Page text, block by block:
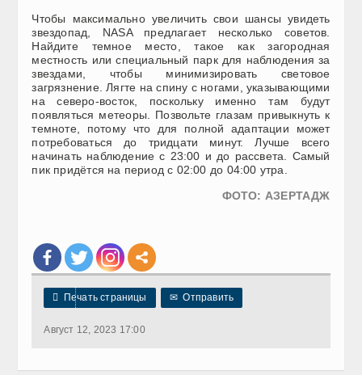
Чтобы максимально увеличить свои шансы увидеть
звездопад, NASA предлагает несколько советов.
Найдите темное место, такое как загородная
местность или специальный парк для наблюдения за
звездами, чтобы минимизировать световое
загрязнение. Лягте на спину с ногами, указывающими
на северо-восток, поскольку именно там будут
появляться метеоры. Позвольте глазам привыкнуть к
темноте, потому что для полной адаптации может
потребоваться до тридцати минут. Лучше всего
начинать наблюдение с 23:00 и до рассвета. Самый
пик придётся на период с 02:00 до 04:00 утра.
ФОТО: АЗЕРТАДЖ
 Печать страницы ✉ Отправить
Август 12, 2023 17:00